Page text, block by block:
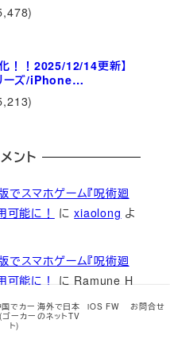
！！2025/12/14更新】
ーズ/iPhone…
ント
スマホゲーム『呪術廻
可能に！
にxiaolong よ
スマホゲーム『呪術廻
可能に！
に Ramune H
オフキャンペーンコード発
国でカー
ゴーカー
ト)
海外で日本
のネットTV
iOS FW お問合せ